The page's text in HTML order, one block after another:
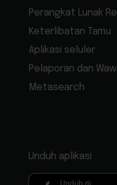
Perangkat Lunak
Keterlibatan Tamu
Aplikasi seluler
Pelaporan dan
Metasearch
Unduh aplikasi